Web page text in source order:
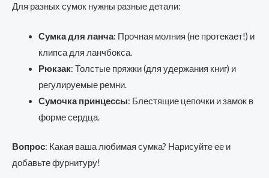
Для разных сумок нужны разные детали:
Сумка для ланча: Прочная молния (не протекает!) и
клипса для ланчбокса.
Рюкзак: Толстые пряжки (для удержания книг) и
регулируемые ремни.
Сумочка принцессы: Блестящие цепочки и замок в
форме сердца.
Вопрос: Какая ваша любимая сумка? Нарисуйте ее и
добавьте фурнитуру!